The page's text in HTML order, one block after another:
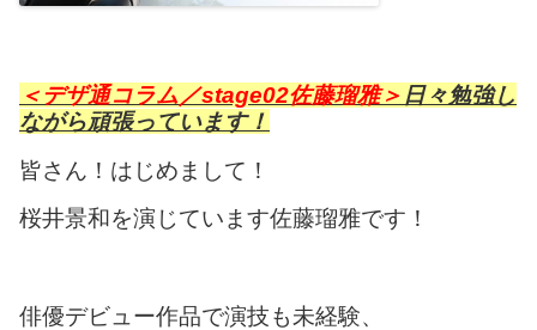
＜デザ通コラム／stage02佐藤瑠雅＞ 日々勉強し
ながら頑張っています！
皆さん！はじめまして！
桜井景和を演じています佐藤瑠雅です！
俳優デビュー作品で演技も未経験、